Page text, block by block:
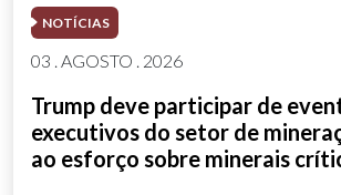
NOTÍCIAS
03 . AGOSTO . 2026
Trump deve participar de
executivos do setor de
ao esforço sobre minerais